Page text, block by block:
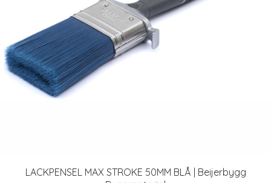
LACKPENSEL MAX STROKE 50MM BLÅ | Beijerbygg